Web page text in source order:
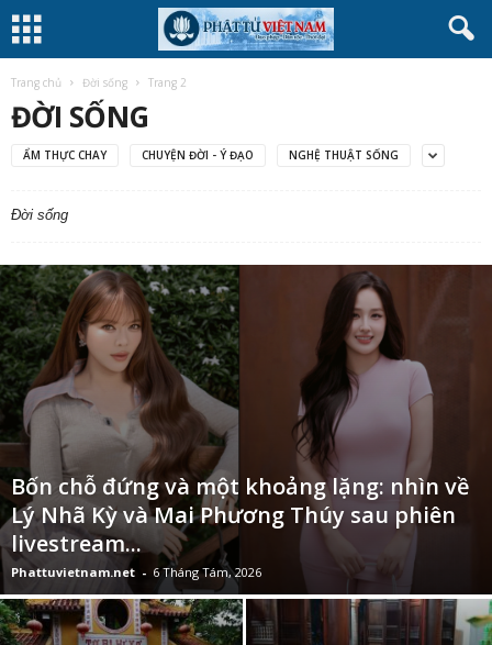
Trang chủ Đời sống Trang 2
ĐỜI SỐNG
ẨM THỰC CHAY CHUYỆN ĐỜI - Ý ĐẠO NGHỆ THUẬT SỐNG
Đời sống
Bốn chỗ đứng và một khoảng lặng: nhìn về
Lý Nhã Kỳ và Mai Phương Thúy sau phiên
livestream...
Phattuvietnam.net - 6 Tháng Tám, 2026